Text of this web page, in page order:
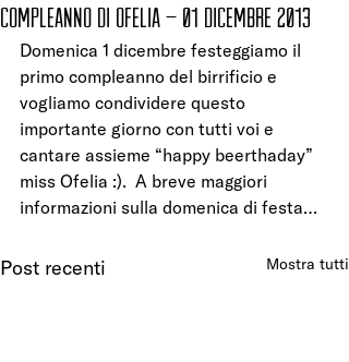
Compleanno di Ofelia – 01 dicembre 2013
Domenica 1 dicembre festeggiamo il
primo compleanno del birrificio e
vogliamo condividere questo
importante giorno con tutti voi e
cantare assieme “happy beerthaday”
miss Ofelia :).  A breve maggiori
informazioni sulla domenica di festa…
Post recenti Mostra tutti